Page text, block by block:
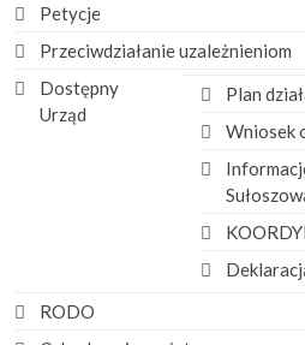
Petycje
Przeciwdziałanie uzależnieniom
Dostępny
Urząd
Plan
Wniosek
RODO